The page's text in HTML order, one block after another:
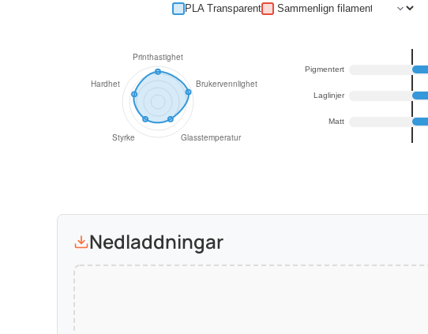
PLA Transparent
Pigmentert
Laglinjer
Matt
Nedladdningar